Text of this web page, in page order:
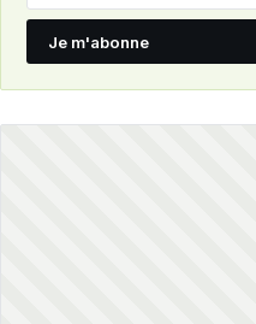
Je m'abonne